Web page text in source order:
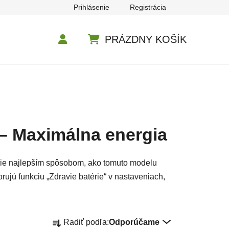
Prihlásenie Registrácia
PRÁZDNY KOŠÍK
Maximálna energia
najlepším spôsobom, ako tomuto modelu
funkciu „Zdravie batérie“ v nastaveniach,
Radiť podľa:Odporúčame